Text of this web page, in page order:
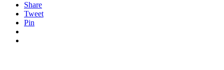
Share
Tweet
Pin